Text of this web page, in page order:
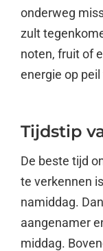
onderweg
zult
noten, fruit of
energie op
Tijdstip
De beste tijd
te verkennen
namiddag.
aangenamer
middag.